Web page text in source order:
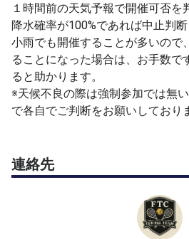
１時間前の天気予報で開催可否を
降水確率が100%であれば中止判断
小雨でも開催することが多いので
ることになった場合は、お手数で
ると助かります。
※天候不良の際は強制参加では無
で各自でご判断をお願いしており
連絡先